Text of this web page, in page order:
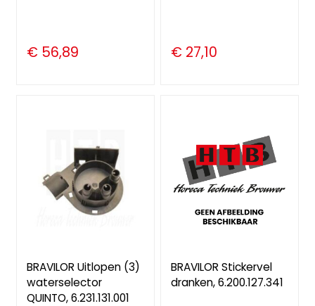
€ 56,89 € 27,10
BRAVILOR Uitlopen (3)
waterselector
QUINTO, 6.231.131.001
BRAVILOR Stickervel
dranken, 6.200.127.341